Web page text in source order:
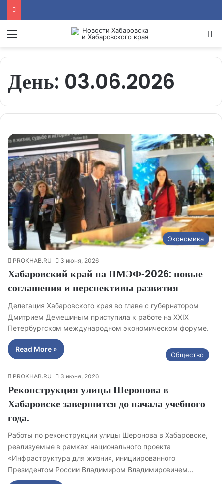
Menu
День: 03.06.2026
Экономика
PROKHAB.RU 3 июня, 2026
Хабаровский край на ПМЭФ‑2026: новые
соглашения и перспективы развития
Делегация Хабаровского края во главе с губернатором
Дмитрием Демешиным приступила к работе на XXIX
Петербургском международном экономическом форуме.
Read More »
Общество
PROKHAB.RU 3 июня, 2026
Реконструкция улицы Шеронова в
Хабаровске завершится до начала учебного
года.
Работы по реконструкции улицы Шеронова в Хабаровске,
реализуемые в рамках национального проекта
«Инфраструктура для жизни», инициированного
Президентом России Владимиром Владимировичем…